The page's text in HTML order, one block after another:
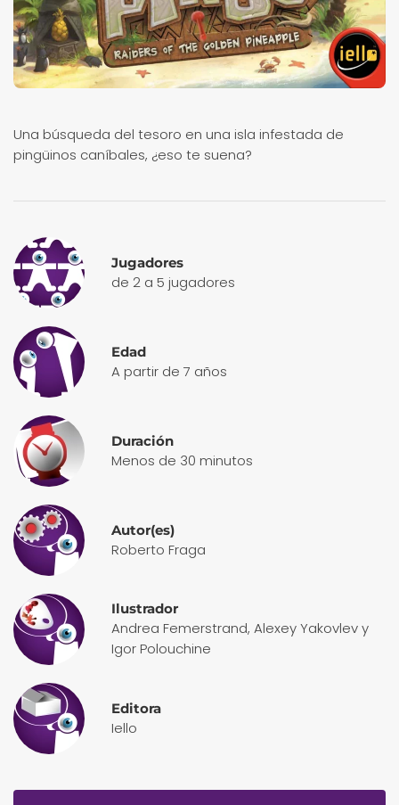
Una búsqueda del tesoro en una isla infestada de
pingüinos caníbales, ¿eso te suena?
Jugadores
de 2 a 5 jugadores
Edad
A partir de 7 años
Duración
Menos de 30 minutos
Autor(es)
Roberto Fraga
Ilustrador
Andrea Femerstrand, Alexey Yakovlev y
Igor Polouchine
Editora
Iello